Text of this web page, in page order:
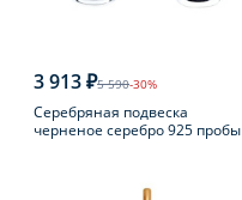
3 913 ₽5 590-30%
Серебряная подвеска
черненое серебро 925 пробы